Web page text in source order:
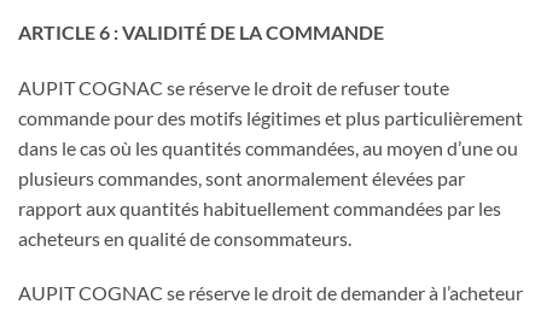
ARTICLE 6 : VALIDITÉ DE LA COMMANDE
AUPIT COGNAC se réserve le droit de refuser toute
commande pour des motifs légitimes et plus particulièrement
dans le cas où les quantités commandées, au moyen d’une ou
plusieurs commandes, sont anormalement élevées par
rapport aux quantités habituellement commandées par les
acheteurs en qualité de consommateurs.
AUPIT COGNAC se réserve le droit de demander à l’acheteur